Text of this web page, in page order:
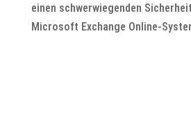
einen schwerwiegenden
Microsoft Exchange Online-